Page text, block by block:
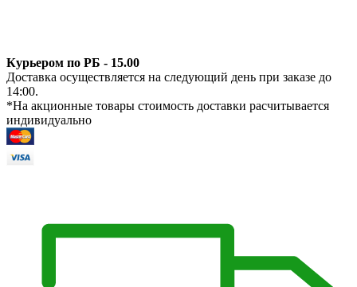
Курьером по РБ - 15.00
Доставка осуществляется на следующий день при заказе до
14:00.
*На акционные товары стоимость доставки расчитывается
индивидуально